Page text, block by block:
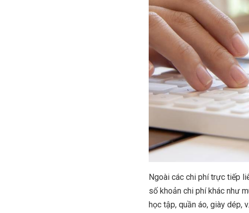
Ngoài các chi phí trực tiếp
số khoản chi phí khác như
học tập, quần áo, giày dép,